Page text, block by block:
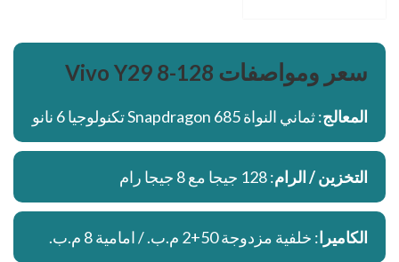
سعر ومواصفات Vivo Y29 8-128
المعالج: ثماني النواة Snapdragon 685 تكنولوجيا 6 نانو
التخزين / الرام: 128 جيجا مع 8 جيجا رام
الكاميرا: خلفية مزدوجة 50+2 م.ب. / امامية 8 م.ب.